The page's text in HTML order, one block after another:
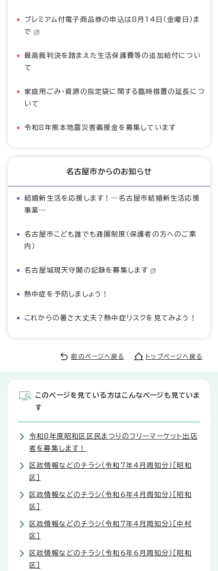
プレミアム付電子商品券の申込は8月14日（金曜日）ま
で
最高裁判決を踏まえた生活保護費等の追加給付につい
て
家庭用ごみ・資源の指定袋に関する臨時措置の延長につ
いて
令和8年熊本地震災害義援金を募集しています
名古屋市からのお知らせ
結婚新生活を応援します！―名古屋市結婚新生活応援
事業―
名古屋市こども誰でも通園制度（保護者の方へのご案
内）
名古屋城現天守閣の記録を募集します
熱中症を予防しましょう！
これからの暑さ大丈夫？熱中症リスクを見てみよう！
前のページへ戻る トップページへ戻る
このページを見ている方はこんなページも見ていま
す
令和8年度昭和区区民まつりのフリーマーケット出店
者を募集します！
区政情報などのチラシ（令和7年4月周知分）［昭和
区］
区政情報などのチラシ（令和6年4月周知分）［昭和
区］
区政情報などのチラシ（令和7年4月周知分）［中村
区］
区政情報などのチラシ（令和6年6月周知分）［昭和
区］